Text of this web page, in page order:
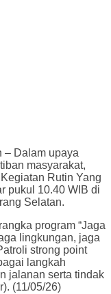
– Dalam upaya
masyarakat,
Rutin Yang
pukul 10.40 WIB di
Selatan.
program “Jaga
lingkungan, jaga
strong point
langkah
jalanan serta tindak
(11/05/26)